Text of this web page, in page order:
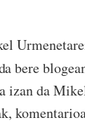
bere
izan da